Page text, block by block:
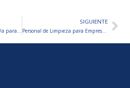
Responsable administrativo/a para sucursal-Tierra Del Fuego
SIGUIENTE
Personal de Limpieza para Empresa Metalúrgica